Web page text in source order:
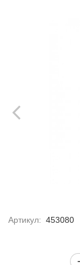
Артикул: 453080